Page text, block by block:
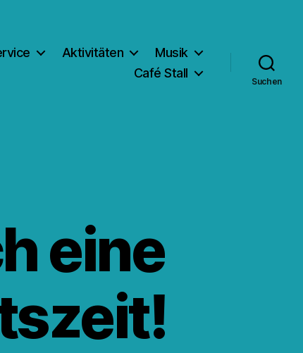
Aktivitäten
Musik
Café Stall
Suchen
eine